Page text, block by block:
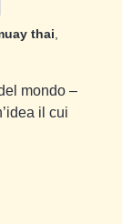
thai
mondo –
il cui